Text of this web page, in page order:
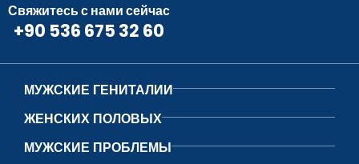
Свяжитесь с нами сейчас
+90 536 675 32 60
МУЖСКИЕ ГЕНИТАЛИИ
ЖЕНСКИХ ПОЛОВЫХ
МУЖСКИЕ ПРОБЛЕМЫ